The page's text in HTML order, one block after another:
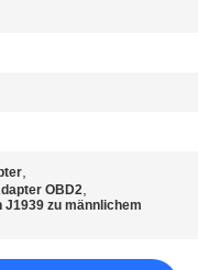
,
OBD2,
J1939 zu männlichem